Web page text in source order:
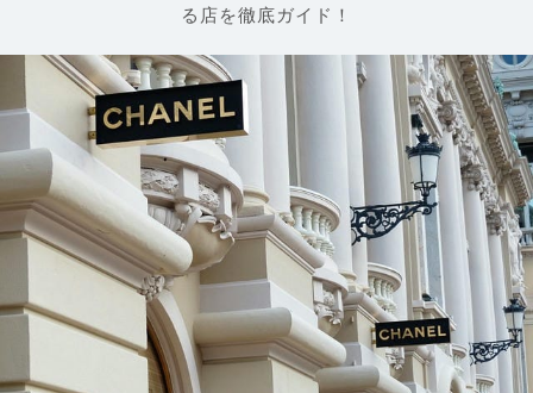
る店を徹底ガイド！